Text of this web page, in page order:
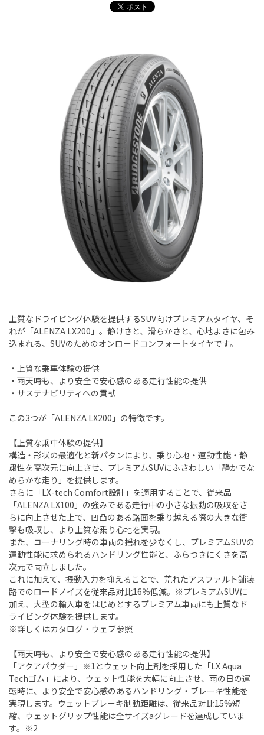
上質なドライビング体験を提供するSUV向けプレミアムタイヤ、そ
れが「ALENZA LX200」。静けさと、滑らかさと、心地よさに包み
込まれる、SUVのためのオンロードコンフォートタイヤです。
・上質な乗車体験の提供
・雨天時も、より安全で安心感のある走行性能の提供
・サステナビリティへの貢献
この3つが「ALENZA LX200」の特徴です。
【上質な乗車体験の提供】
構造・形状の最適化と新パタンにより、乗り心地・運動性能・静
粛性を高次元に向上させ、プレミアムSUVにふさわしい「静かでな
めらかな走り」を提供します。
さらに「LX-tech Comfort設計」を適用することで、従来品
「ALENZA LX100」の強みである走行中の小さな振動の吸収をさ
らに向上させた上で、凹凸のある路面を乗り越える際の大きな衝
撃も吸収し、より上質な乗り心地を実現。
また、コーナリング時の車両の揺れを少なくし、プレミアムSUVの
運動性能に求められるハンドリング性能と、ふらつきにくさを高
次元で両立しました。
これに加えて、振動入力を抑えることで、荒れたアスファルト舗装
路でのロードノイズを従来品対比16％低減。※プレミアムSUVに
加え、大型の輸入車をはじめとするプレミアム車両にも上質なド
ライビング体験を提供します。
※詳しくはカタログ・ウェブ参照
【雨天時も、より安全で安心感のある走行性能の提供】
「アクアパウダー」※1とウェット向上剤を採用した「LX Aqua
Techゴム」により、ウェット性能を大幅に向上させ、雨の日の運
転時に、より安全で安心感のあるハンドリング・ブレーキ性能を
実現します。ウェットブレーキ制動距離は、従来品対比15%短
縮、ウェットグリップ性能は全サイズaグレードを達成していま
す。※2